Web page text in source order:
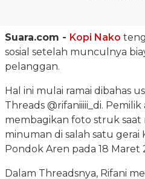
Suara.com - Kopi Nako
sosial setelah munculnya
pelanggan.
Hal ini mulai ramai dibahas
Threads @rifaniiiii_di. Pemilik
membagikan foto struk
minuman di salah satu gerai
Pondok Aren pada 18 Maret
Dalam Threadsnya, Rifani